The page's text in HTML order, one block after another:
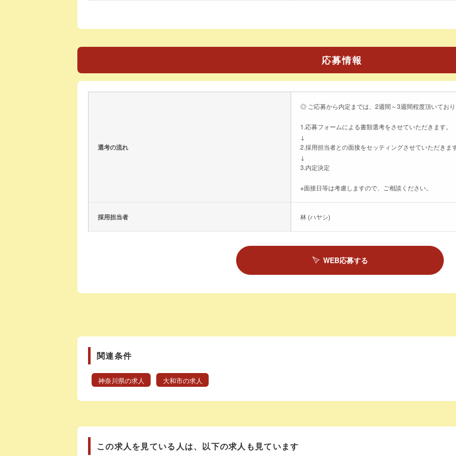
応募情報
選考の流れ
◎ ご応募から内定までは、2週間～3週間程度頂いてお
1.応募フォームによる書類選考をさせていただきます。
↓
2.採用担当者との面接をセッティングさせていただきます
↓
3.内定決定
※面接日等は考慮しますので、ご相談ください。
採用担当者 林 (ハヤシ)
WEB応募する
関連条件
神奈川県の求人 大和市の求人
この求人を見ている人は、以下の求人も見ています